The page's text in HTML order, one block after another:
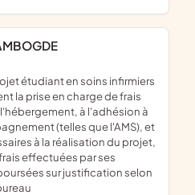
la prise en charge de frais
à l'adhésion à
(telles que l'AMS), et
à la réalisation du projet,
effectuées par ses
sur justification selon